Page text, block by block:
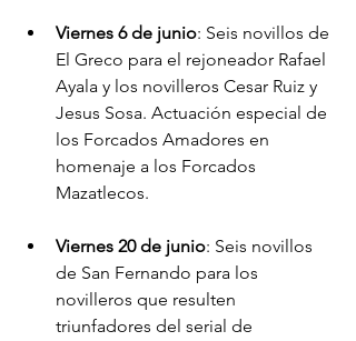
Viernes 6 de junio: Seis novillos de
El Greco para el rejoneador Rafael
Ayala y los novilleros Cesar Ruiz y
Jesus Sosa. Actuación especial de
los Forcados Amadores en
homenaje a los Forcados
Mazatlecos.
Viernes 20 de junio: Seis novillos
de San Fernando para los
novilleros que resulten
triunfadores del serial de